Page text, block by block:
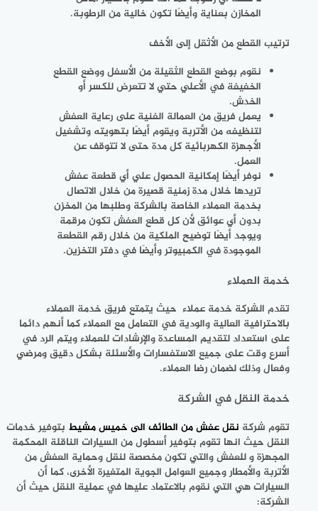
المخازن بعناية وأيضًا تكون خالية من الرطوبة.
ترتيب القطع من الأثقل إلى الأخف
نقوم بوضع القطع الثقيلة من الأسفل ووضع القطع
الخفيفة في الأعلي حتي لا تتعرض للكسر أو
الخدش.
يعمل فريق من العمالة الفنية على رعاية العفش
لتنظيفه من الأتربة ويقوم أيضًا بتهويته وتشغيل
الأجهزة الكهربائية كل مدة حتى لا تتوقف عن
العمل.
نوفر أيضًا إمكانية الحصول علي أي قطعة عفش
تريدها خلال مدة زمنية قصيرة من خلال الاتصال
بخدمة العملاء الخاصة بالشركة وطلبها من المخزن
بدون أي عوائق لأن كل قطع العفش تكون مرقمة
ويوجد أيضًا توضيح الملكية من خلال رقم القطعة
الموجودة في الكمبيوتر وأيضًا في دفتر التخزين.
خدمة العملاء
تقدم الشركة خدمة عملاء حيث يتمتع فريق خدمة العملاء
بالاحترافية العالية والودية في التعامل مع العملاء كما أنهم دائما
على استعداد لتقديم المساعدة والإرشادات للعملاء ويتم الرد في
أسرع وقت على جميع الاستفسارات والأسئلة بشكل دقيق ومرضي
وفعال وذلك لضمان رضا العملاء.
خدمة النقل في الشركة
تقوم شركة نقل عفش من الطائف الى خميس مشيط بتوفير خدمات
النقل حيث انها تقوم بتوفير أسطول من السيارات الناقلة المحكمة
المجهزة و للعفش والتي تكون مخصصة لنقل وحماية العفش من
الأتربة والأمطار وجميع العوامل الجوية المتغيرة الأخرى، كما أن
السيارات هي التي نقوم بالاعتماد عليها في عملية النقل حيث أن
الشركة: